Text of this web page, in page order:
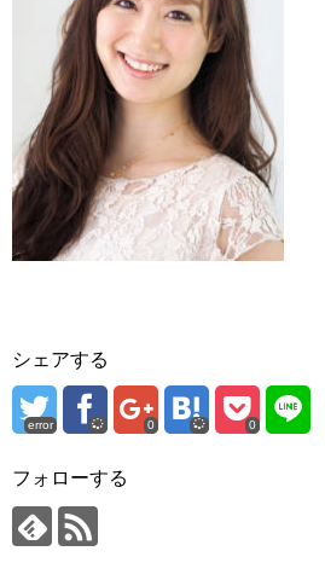
シェアする
error 0 0
フォローする